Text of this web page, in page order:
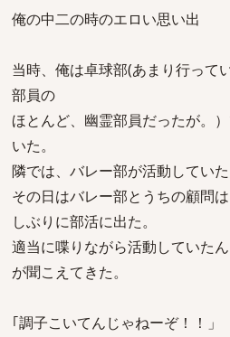
俺の中二の時のエロい思い出
当時、俺は卓球部(あまり行って
部員の
ほとんど、幽霊部員だったが。
いた。
隣では、バレー部が活動していた
その日はバレー部とうちの顧問
しぶりに部活に出た。
適当に喋りながら活動していた
が聞こえてきた。
｢調子こいてんじゃねーぞ！！」